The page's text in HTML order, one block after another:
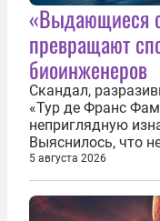
«Выдающиеся
превращают
биоинженеров
Скандал,
«Тур де Франс
неприглядную
Выяснилось, что
размер груди
фасадом труда,
благородства,
ассоциировать с...
5 августа 2026